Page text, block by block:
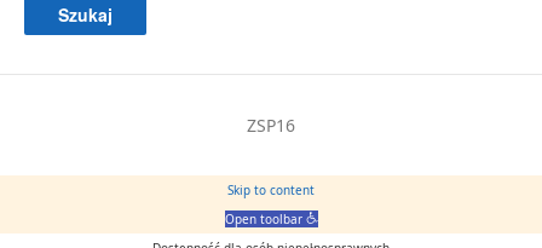
ZSP16
Skip to content
Open toolbar